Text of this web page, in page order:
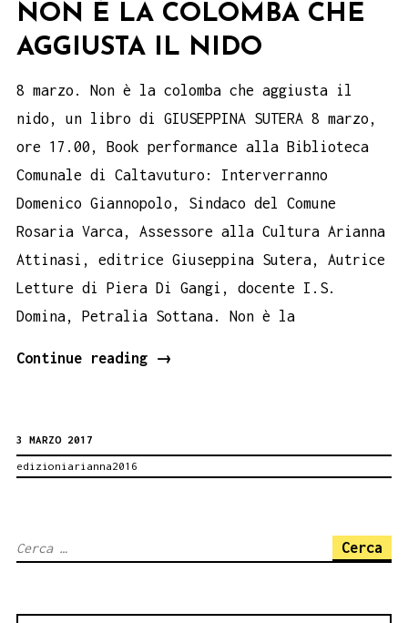
NON È LA COLOMBA CHE
AGGIUSTA IL NIDO
8 marzo. Non è la colomba che aggiusta il
nido, un libro di GIUSEPPINA SUTERA 8 marzo,
ore 17.00, Book performance alla Biblioteca
Comunale di Caltavuturo: Interverranno
Domenico Giannopolo, Sindaco del Comune
Rosaria Varca, Assessore alla Cultura Arianna
Attinasi, editrice Giuseppina Sutera, Autrice
Letture di Piera Di Gangi, docente I.S.
Domina, Petralia Sottana. Non è la
Continue reading
8
che
→
3 MARZO 2017
edizioniarianna2016
Ricerca